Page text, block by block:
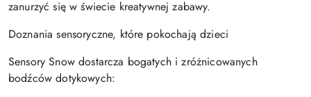
zanurzyć się w świecie kreatywnej zabawy.
Doznania sensoryczne, które pokochają dzieci
Sensory Snow dostarcza bogatych i zróżnicowanych
bodźców dotykowych: